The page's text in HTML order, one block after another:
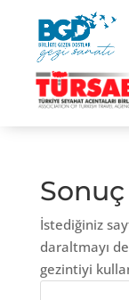
İstediğiniz
daraltmayı
gezintiyi